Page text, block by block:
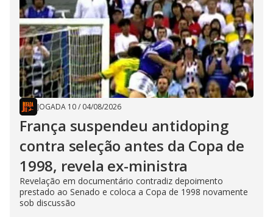
JOGADA 10/ 04/08/2026
França suspendeu antidoping
contra seleção antes da Copa de
1998, revela ex-ministra
Revelação em documentário contradiz depoimento
prestado ao Senado e coloca a Copa de 1998 novamente
sob discussão